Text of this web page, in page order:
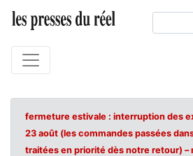
fermeture estivale : interruption des
23 août (les commandes passées
traitées en priorité dès notre retour) –